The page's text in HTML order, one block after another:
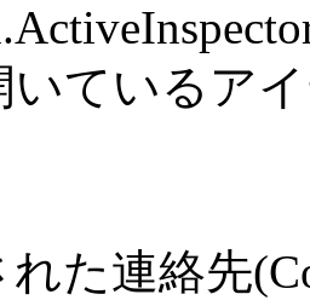
いているア
た連絡先